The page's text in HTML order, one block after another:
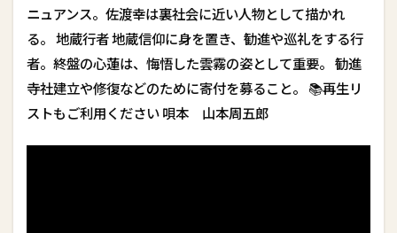
ニュアンス。佐渡幸は裏社会に近い人物として描かれ
る。 地蔵行者 地蔵信仰に身を置き、勧進や巡礼をする行
者。終盤の心蓮は、悔悟した雲霧の姿として重要。 勧進
寺社建立や修復などのために寄付を募ること。 📚再生リ
ストもご利用ください 唄本 山本周五郎